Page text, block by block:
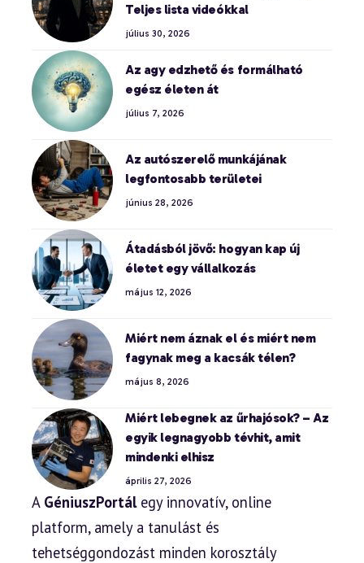
Teljes lista videókkal
július 30, 2026
Az agy edzhető és formálható
egész életen át
július 7, 2026
Az autószerelő munkájának
legfontosabb területei
június 28, 2026
Átadásból jövő: hogyan kap új
életet egy vállalkozás
május 12, 2026
Miért nem áznak el és miért nem
fagynak meg a kacsák télen?
május 8, 2026
Miért lebegnek az űrhajósok? – Az
egyik legnagyobb tévhit, amit
mindenki elhisz
április 27, 2026
A GéniuszPortálegy innovatív, online
platform, amely a tanulást és
tehetséggondozást minden korosztály